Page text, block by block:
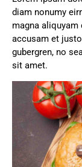
diam nonumy
magna
accusam et
gubergren, no
sit amet.